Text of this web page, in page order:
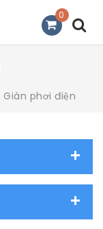
0
Giàn phơi điện